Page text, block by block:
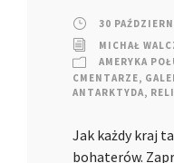
30
MICHAŁ
AMERYKA
CMENTARZE,
ANTARKTYDA,
Jak każdy kraj
bohaterów.